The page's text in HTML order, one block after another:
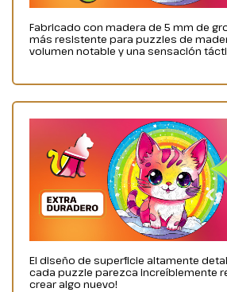
Fabricado con madera de 5 mm de
más resistente para puzzles de
volumen notable y una sensación
El diseño de superficie altamente
cada puzzle parezca increíblemente
crear algo nuevo!